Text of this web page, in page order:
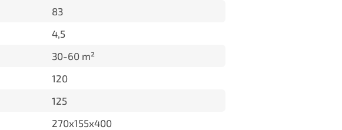
83
4,5
30-60 m²
120
125
270x155x400